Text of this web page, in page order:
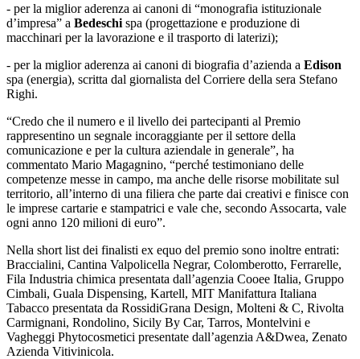
- per la miglior aderenza ai canoni di “monografia istituzionale
d’impresa” a Bedeschi spa (progettazione e produzione di
macchinari per la lavorazione e il trasporto di laterizi);
- per la miglior aderenza ai canoni di biografia d’azienda a Edison
spa (energia), scritta dal giornalista del Corriere della sera Stefano
Righi.
“Credo che il numero e il livello dei partecipanti al Premio
rappresentino un segnale incoraggiante per il settore della
comunicazione e per la cultura aziendale in generale”, ha
commentato Mario Magagnino, “perché testimoniano delle
competenze messe in campo, ma anche delle risorse mobilitate sul
territorio, all’interno di una filiera che parte dai creativi e finisce con
le imprese cartarie e stampatrici e vale che, secondo Assocarta, vale
ogni anno 120 milioni di euro”.
Nella short list dei finalisti ex equo del premio sono inoltre entrati:
Braccialini, Cantina Valpolicella Negrar, Colomberotto, Ferrarelle,
Fila Industria chimica presentata dall’agenzia Cooee Italia, Gruppo
Cimbali, Guala Dispensing, Kartell, MIT Manifattura Italiana
Tabacco presentata da RossidiGrana Design, Molteni & C, Rivolta
Carmignani, Rondolino, Sicily By Car, Tarros, Montelvini e
Vagheggi Phytocosmetici presentate dall’agenzia A&Dwea, Zenato
Azienda Vitivinicola.